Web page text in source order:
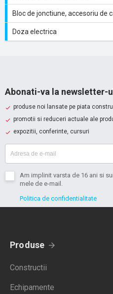
Bloc de jonctiune, accesoriu de
Doza electrica
Abonati-va la newsletter-
produse noi lansate pe piata
promotii si reduceri actuale ale
expozitii, conferinte, cursuri
Am implinit varsta de 16 ani si
mele de e-mail.
Politica de confidentialitate
Produse
Constructii
Echipamente